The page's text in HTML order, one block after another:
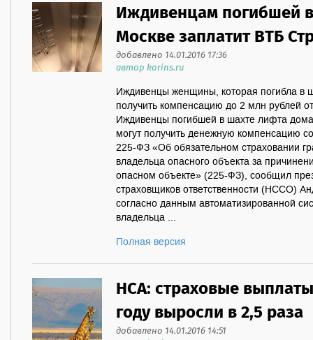
Иждивенцам погибшей
Москве заплатит ВТБ
добавлено 14.01.2016 17:36
автор korins.ru
Иждивенцы женщины, которая погибла в
получить компенсацию до 2 млн рублей
Иждивенцы погибшей в шахте лифта
могут получить денежную компенсацию
225-ФЗ «Об обязательном страховании
владельца опасного объекта за
опасном объекте» (225-ФЗ), сообщил
страховщиков ответственности (НССО)
согласно данным автоматизированной
владельца ...
Полная версия
НСА: страховые
году выросли в 2,5 раза
добавлено 14.01.2016 14:51